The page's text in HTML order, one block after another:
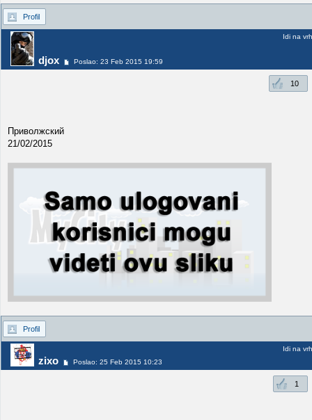
Profil
djox Poslao: 23 Feb 2015 19:59
Idi na vrh
10
Приволжский
21/02/2015
Profil
zixo Poslao: 25 Feb 2015 10:23
Idi na vrh
1